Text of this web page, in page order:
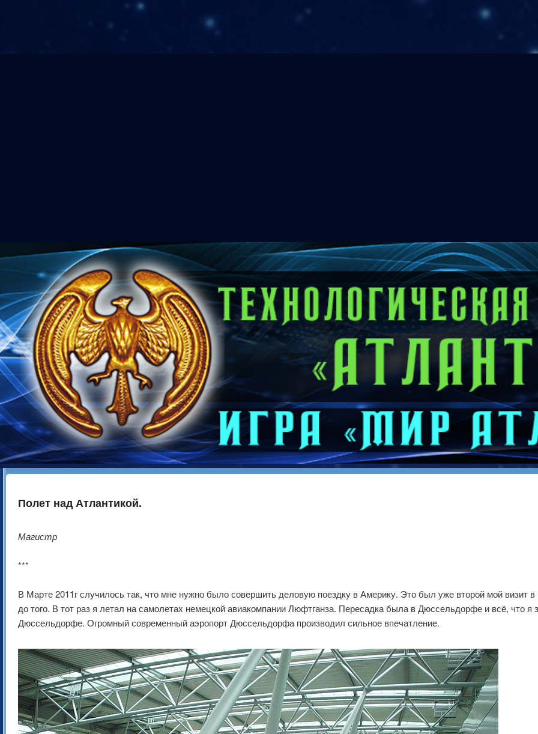
Полет над Атлантикой.
Магистр
***
В Марте 2011г случилось так, что мне нужно было совершить деловую поездку в Америку. Это был уже второй мой визит
до того. В тот раз я летал на самолетах немецкой авиакомпании Люфтганза. Пересадка была в Дюссельдорфе и всё, что я
Дюссельдорфе. Огромный современный аэропорт Дюссельдорфа производил сильное впечатление.